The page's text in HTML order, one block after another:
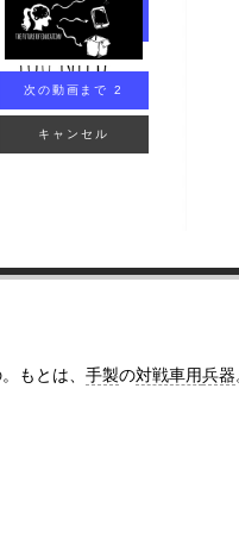
次の動画まで 1
キャンセル
。もとは、手製の対戦車用兵器